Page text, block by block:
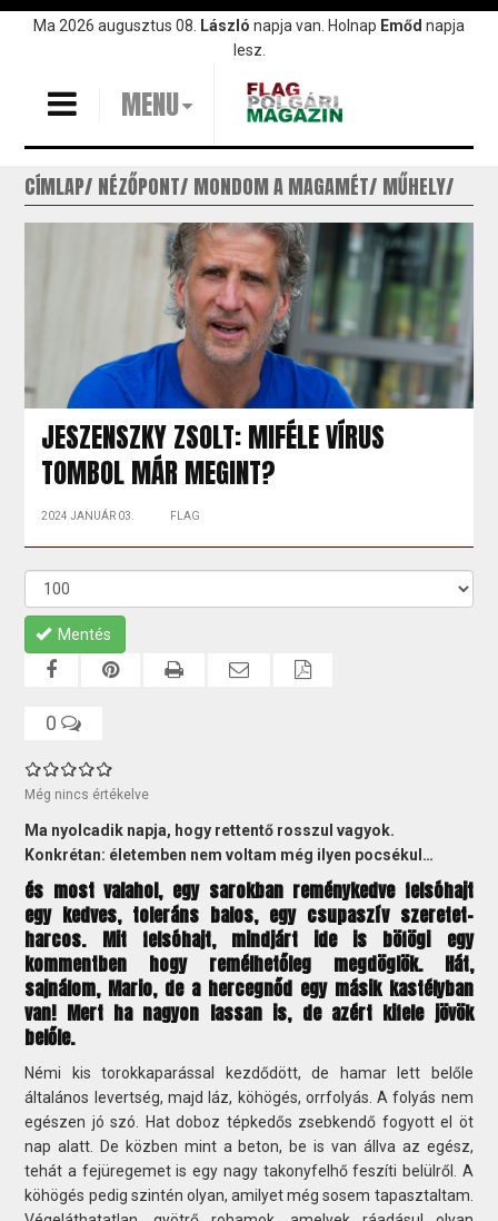
UgrásMa 2026 augusztus 08. László napja van. Holnap Emőd napja
lesz.
MENU
CÍMLAP NÉZŐPONT MONDOM A MAGAMÉT MŰHELY
JESZENSZKY ZSOLT: MIFÉLE VÍRUS
TOMBOL MÁR MEGINT?
2024 JANUÁR 03. FLAG
Mentés
0
Még nincs értékelve
Ma nyolcadik napja, hogy rettentő rosszul vagyok.
Konkrétan: életemben nem voltam még ilyen pocsékul…
és most valahol, egy sarokban reménykedve felsóhajt
egy kedves, toleráns balos, egy csupaszív szeretet-
harcos. Mit felsóhajt, mindjárt ide is böfögi egy
kommentben hogy remélhetőleg megdöglök. Hát,
sajnálom, Mario, de a hercegnőd egy másik kastélyban
van! Mert ha nagyon lassan is, de azért kifele jövök
belőle.
Némi kis torokkaparással kezdődött, de hamar lett belőle
általános levertség, majd láz, köhögés, orrfolyás. A folyás nem
egészen jó szó. Hat doboz tépkedős zsebkendő fogyott el öt
nap alatt. De közben mint a beton, be is van állva az egész,
tehát a fejüregemet is egy nagy takonyfelhő feszíti belülről. A
köhögés pedig szintén olyan, amilyet még sosem tapasztaltam.